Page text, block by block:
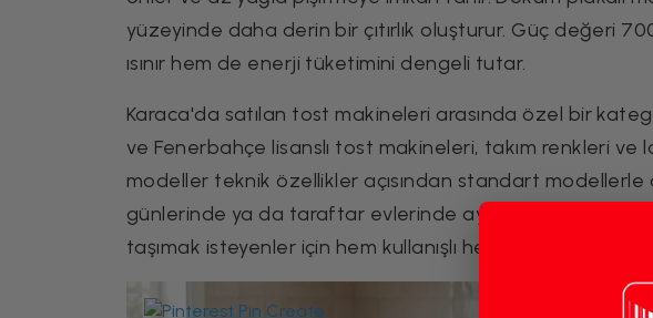
yüzeyinde daha derin bir çıtırlık oluşturur. Güç değeri
ısınır hem de enerji tüketimini dengeli tutar.
Karaca'da satılan tost makineleri arasında özel bir
ve Fenerbahçe lisanslı tost makineleri, takım renkleri ve
modeller teknik özellikler açısından standart modellerle
günlerinde ya da taraftar evlerinde ayrı bir anlam taşır.
taşımak isteyenler için hem kullanışlı hem de anlamlı bir